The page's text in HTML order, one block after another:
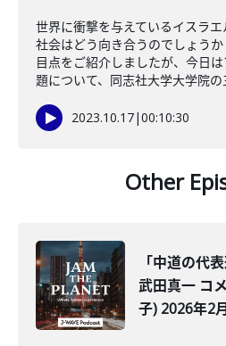
世界に衝撃を与えているイスラ
社会はどう向き合うのでしょう
目点をご紹介しましたが、今日
題について、同志社大学大学院の
2023.10.17|00:10:30
Other
「中道の代
武田真一 コ
子) 2026年2